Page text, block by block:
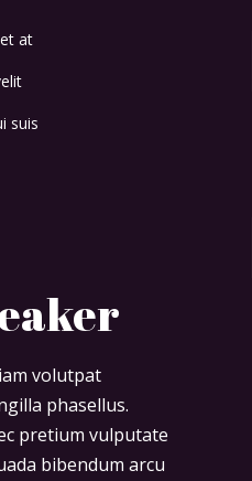
at
suis
volutpat
phasellus.
pretium vulputate
bibendum arcu